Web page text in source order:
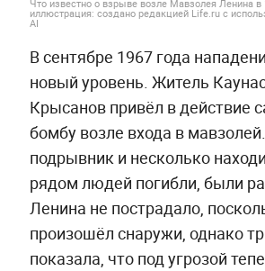
Что известно о взрыве возле Мавзолея Ленина в
иллюстрация: создано редакцией Life.ru с
AI
В сентябре 1967 года
новый уровень. Житель
Крысанов привёл в действие
бомбу возле входа в
подрывник и несколько
рядом людей погибли, были
Ленина не пострадало,
произошёл снаружи, однако
показала, что под угрозой